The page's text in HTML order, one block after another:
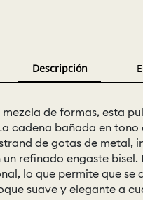
Descripción
de formas, esta
cadena bañada en tono
de gotas de metal,
un refinado engaste
lo que permite que se
suave y elegante a